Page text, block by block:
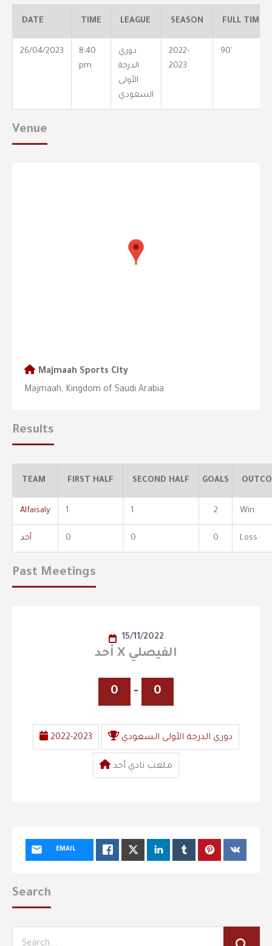
DATE TIME LEAGUE SEASON FULL TIME
26/04/2023
8:40
pm
دوري
الدرجة
الأولى
السعودي
2022-
2023
90'
Venue
Majmaah Sports City
Majmaah, Kingdom of Saudi Arabia
Results
TEAM FIRST HALF SECOND HALF GOALS
Alfaisaly 1 1 2 Win
أحد 0 0 0 Loss
Past Meetings
15/11/2022
أحد X الفيصلي
0 - 0
2022-2023 دوري الدرجة الأولى السعودي
ملعب نادي أحد
EMAIL
Search